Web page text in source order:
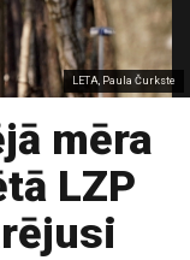
LETA, Paula Čurkste
mēra
LZP